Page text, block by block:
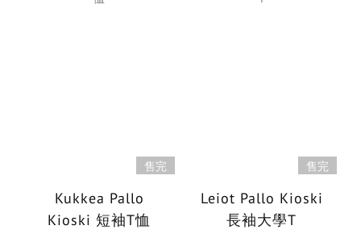
售完
Kukkea Pallo
Kioski 短袖T恤
售完
Leiot Pallo Kioski
長袖大學T